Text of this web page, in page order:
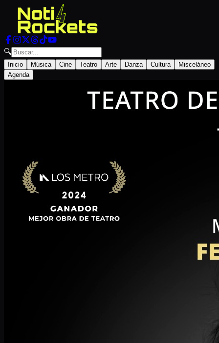
🔍
Inicio Música Cine Teatro Arte Danza Cultura
Misceláneo
Agenda